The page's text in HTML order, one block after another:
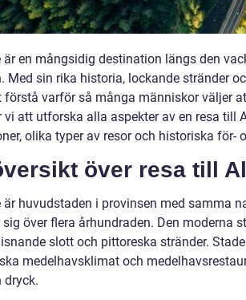
är en mångsidig destination längs den
Med sin rika historia, lockande stränder
förstå varför så många människor väljer
vi att utforska alla aspekter av en resa till
olika typer av resor och historiska för-
över resa till
är huvudstaden i provinsen med samma
sig över flera århundraden. Den moderna
slott och pittoreska stränder.
medelhavsklimat och
dryck.